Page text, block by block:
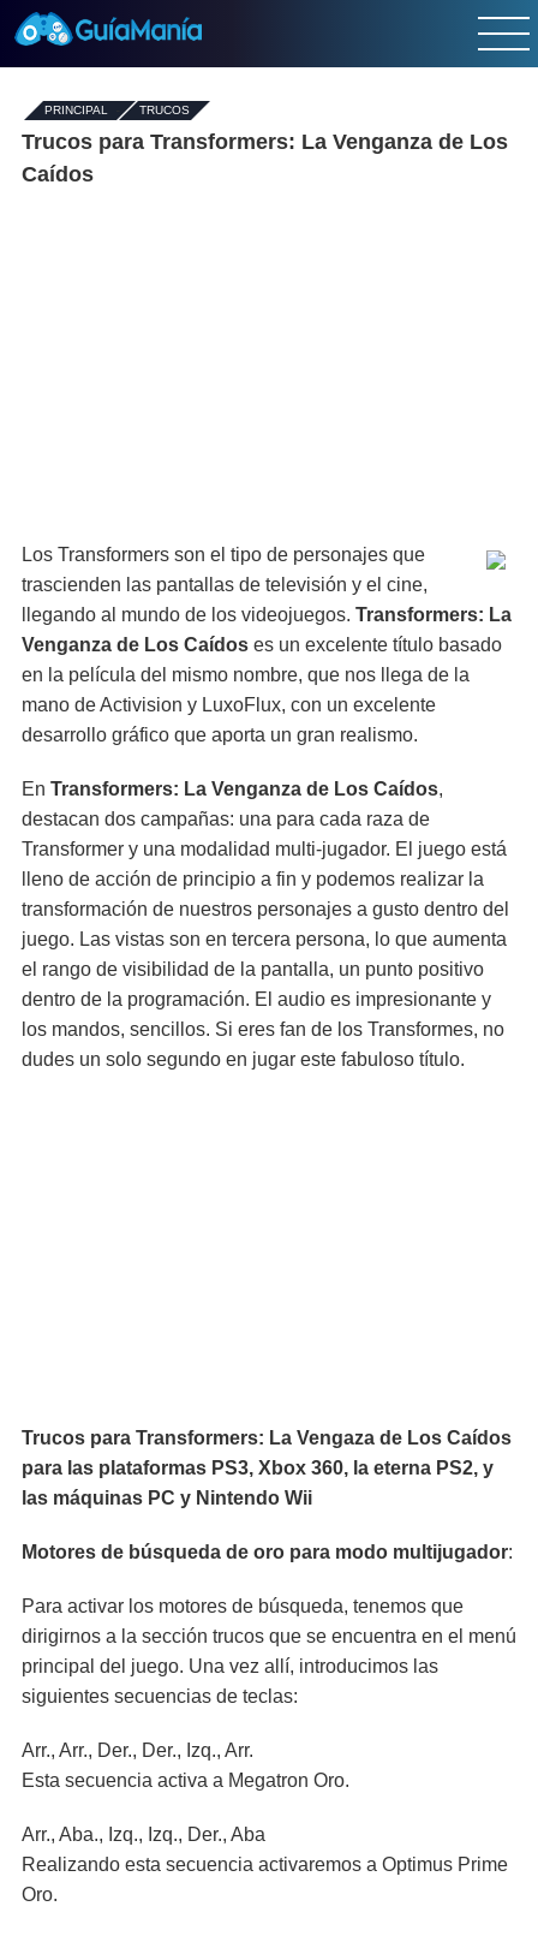
PRINCIPAL - TRUCOS
Trucos para Transformers: La Venganza de Los
Caídos
Los Transformers son el tipo de personajes que
trascienden las pantallas de televisión y el cine,
llegando al mundo de los videojuegos. Transformers: La
Venganza de Los Caídos es un excelente título basado
en la película del mismo nombre, que nos llega de la
mano de Activision y LuxoFlux, con un excelente
desarrollo gráfico que aporta un gran realismo.
En Transformers: La Venganza de Los Caídos,
destacan dos campañas: una para cada raza de
Transformer y una modalidad multi-jugador. El juego está
lleno de acción de principio a fin y podemos realizar la
transformación de nuestros personajes a gusto dentro del
juego. Las vistas son en tercera persona, lo que aumenta
el rango de visibilidad de la pantalla, un punto positivo
dentro de la programación. El audio es impresionante y
los mandos, sencillos. Si eres fan de los Transformes, no
dudes un solo segundo en jugar este fabuloso título.
Trucos para Transformers: La Vengaza de Los Caídos
para las plataformas PS3, Xbox 360, la eterna PS2, y
las máquinas PC y Nintendo Wii
Motores de búsqueda de oro para modo multijugador:
Para activar los motores de búsqueda, tenemos que
dirigirnos a la sección trucos que se encuentra en el menú
principal del juego. Una vez allí, introducimos las
siguientes secuencias de teclas:
Arr., Arr., Der., Der., Izq., Arr.
Esta secuencia activa a Megatron Oro.
Arr., Aba., Izq., Izq., Der., Aba
Realizando esta secuencia activaremos a Optimus Prime
Oro.